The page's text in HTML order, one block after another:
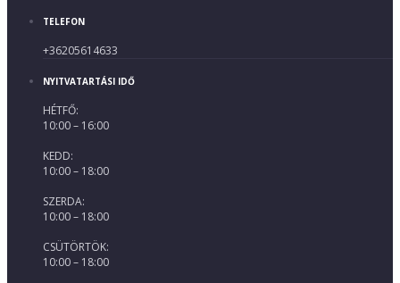
TELEFON
+36205614633
NYITVATARTÁSI IDŐ
HÉTFŐ:
10:00 – 16:00
KEDD:
10:00 – 18:00
SZERDA:
10:00 – 18:00
CSÜTÖRTÖK:
10:00 – 18:00